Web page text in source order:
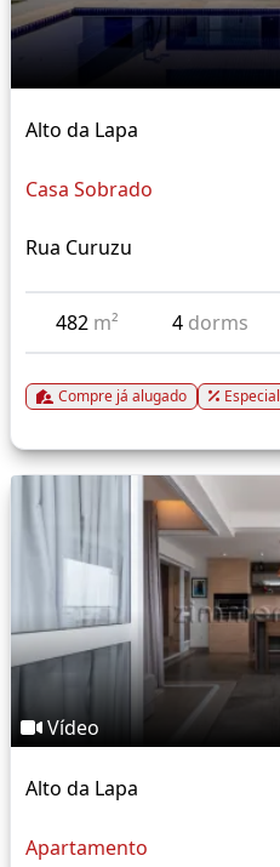
Alto da Lapa
Casa Sobrado
Rua Curuzu
482 m² 4 dorms
Compre já alugado Especial
Vídeo
Alto da Lapa
Apartamento